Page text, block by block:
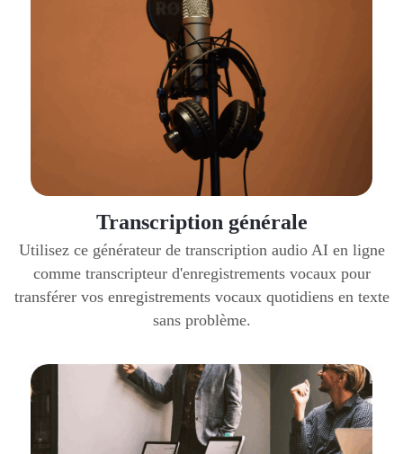
Transcription générale
Utilisez ce générateur de transcription audio AI en ligne
comme transcripteur d'enregistrements vocaux pour
transférer vos enregistrements vocaux quotidiens en texte
sans problème.